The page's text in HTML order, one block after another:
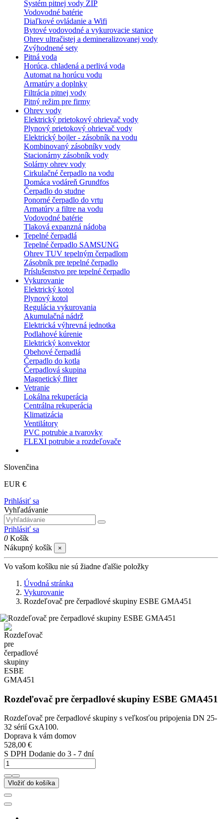
Systém pitnej vody ZIP
Vodovodné batérie
Diaľkové ovládanie a Wifi
Bytové vodovodné a vykurovacie stanice
Ohrev ultračistej a demineralizovanej vody
Zvýhodnené sety
Pitná voda
Horúca, chladená a perlivá voda
Automat na horúcu vodu
Armatúry a doplnky
Filtrácia pitnej vody
Pitný režim pre firmy
Ohrev vody
Elektrický prietokový ohrievač vody
Plynový prietokový ohrievač vody
Elektrický bojler - zásobník na vodu
Kombinovaný zásobníky vody
Stacionárny zásobník vody
Solárny ohrev vody
Cirkulačné čerpadlo na vodu
Domáca vodáreň Grundfos
Čerpadlo do studne
Ponorné čerpadlo do vrtu
Armatúry a filtre na vodu
Vodovodné batérie
Tlaková expanzná nádoba
Tepelné čerpadlá
Tepelné čerpadlo SAMSUNG
Ohrev TUV tepelným čerpadlom
Zásobník pre tepelné čerpadlo
Príslušenstvo pre tepelné čerpadlo
Vykurovanie
Elektrický kotol
Plynový kotol
Regulácia vykurovania
Akumulačná nádrž
Elektrická výhrevná jednotka
Podlahové kúrenie
Elektrický konvektor
Obehové čerpadlá
Čerpadlo do kotla
Čerpadlová skupina
Magnetický fliter
Vetranie
Lokálna rekuperácia
Centrálna rekuperácia
Klimatizácia
Ventilátory
PVC potrubie a tvarovky
FLEXI potrubie a rozdeľovače
Slovenčina
EUR €
Prihlásiť sa
Vyhľadávanie
Prihlásiť sa
0 Košík
Nákupný košík
×
Vo vašom košíku nie sú žiadne ďalšie položky
Úvodná stránka
Vykurovanie
Rozdeľovač pre čerpadlové skupiny ESBE GMA451
Rozdeľovač pre čerpadlové skupiny ESBE GMA451
Rozdeľovač pre čerpadlové skupiny s veľkosťou pripojenia DN 25-
32 sérií GxA100.
Doprava k vám domov
528,00 €
S DPH Dodanie do 3 - 7 dní
Vložiť do košíka